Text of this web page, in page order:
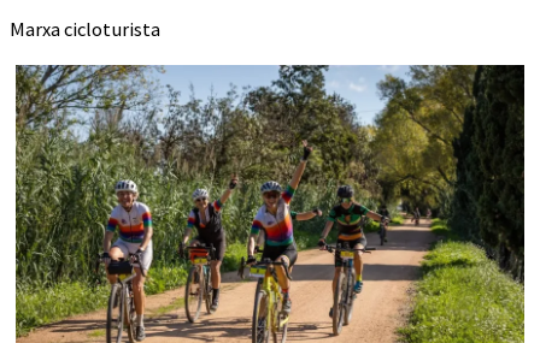
Marxa cicloturista